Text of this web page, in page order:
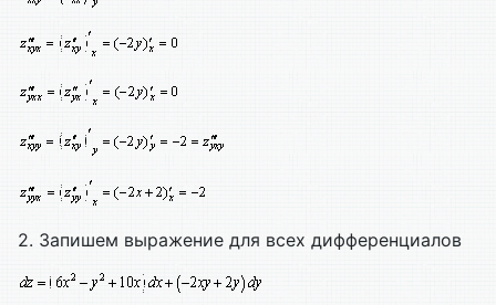
2. Запишем выражение для всех дифференциалов